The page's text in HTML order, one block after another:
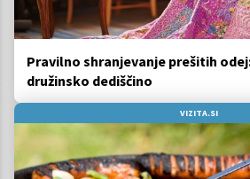
Pravilno shranjevanje prešitih
družinsko dediščino
VIZITA.SI